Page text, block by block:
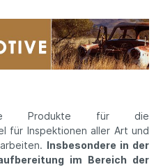
Produkte für die
für Inspektionen aller Art und
Insbesondere in der
im Bereich der